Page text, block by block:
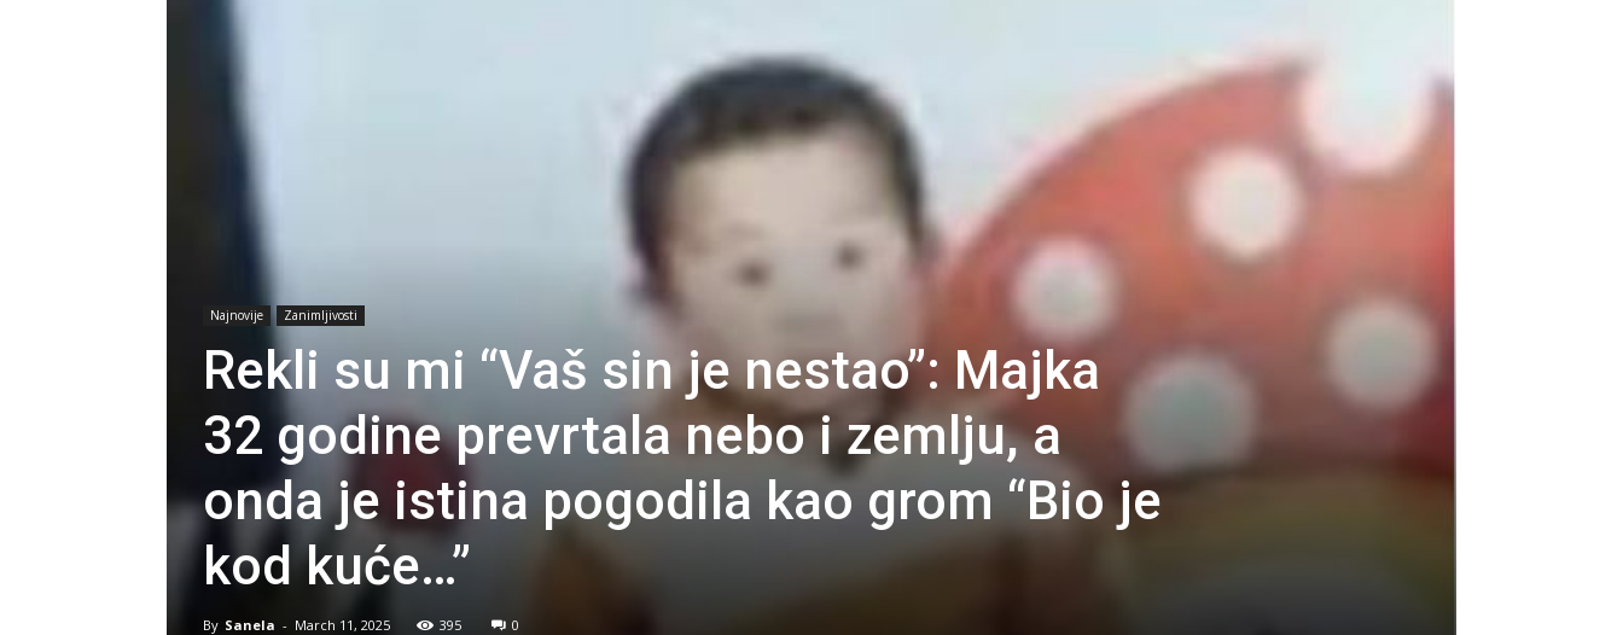
Najnovije Zanimljivosti
Rekli su mi “Vaš sin je nestao”: Majka
32 godine prevrtala nebo i zemlju, a
onda je istina pogodila kao grom “Bio je
kod kuće…”
By Sanela - March 11, 2025 395 0